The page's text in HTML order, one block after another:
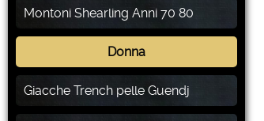
Montoni Shearling Anni 70 80
Donna
Giacche Trench pelle Guendj